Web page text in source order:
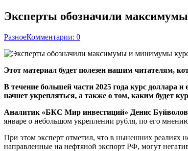
Эксперты обозначили
РазноеКомментарии: 0
Этот материал будет полезен нашим читателям,
В течение большей части 2025 года курс доллара
начнет укрепляться, а также о том, каким будет
Аналитик «БКС Мир инвестиций» Денис Буйволов
январе о небольшом укреплении рубля, по его
При этом эксперт отметил, что в нынешних реалиях
направленные на нефтяной экспорт РФ, могут